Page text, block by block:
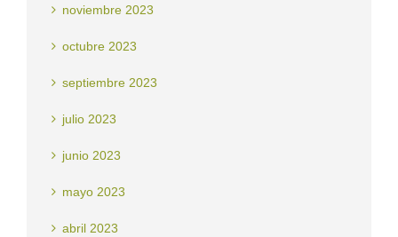
noviembre 2023
octubre 2023
septiembre 2023
julio 2023
junio 2023
mayo 2023
abril 2023